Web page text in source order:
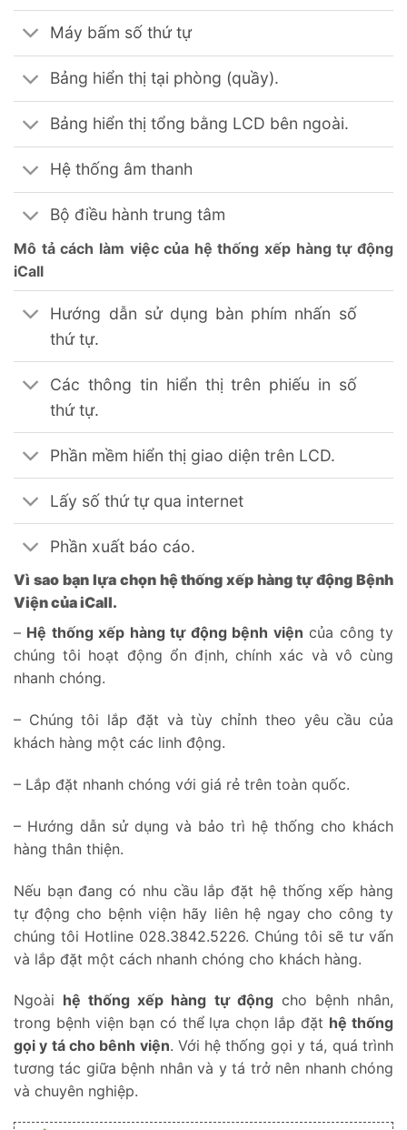
Máy bấm số thứ tự
Bảng hiển thị tại phòng (quầy).
Bảng hiển thị tổng bằng LCD bên ngoài.
Hệ thống âm thanh
Bộ điều hành trung tâm
Mô tả cách làm việc của hệ thống xếp hàng tự động
iCall
Hướng dẫn sử dụng bàn phím nhấn số
thứ tự.
Các thông tin hiển thị trên phiếu in số
thứ tự.
Phần mềm hiển thị giao diện trên LCD.
Lấy số thứ tự qua internet
Phần xuất báo cáo.
Vì sao bạn lựa chọn hệ thống xếp hàng tự động Bệnh
Viện của iCall.
– Hệ thống xếp hàng tự động bệnh viện của công ty
chúng tôi hoạt động ổn định, chính xác và vô cùng
nhanh chóng.
– Chúng tôi lắp đặt và tùy chỉnh theo yêu cầu của
khách hàng một các linh động.
– Lắp đặt nhanh chóng với giá rẻ trên toàn quốc.
– Hướng dẫn sử dụng và bảo trì hệ thống cho khách
hàng thân thiện.
Nếu bạn đang có nhu cầu lắp đặt hệ thống xếp hàng
tự động cho bệnh viện hãy liên hệ ngay cho công ty
chúng tôi Hotline 028.3842.5226. Chúng tôi sẽ tư vấn
và lắp đặt một cách nhanh chóng cho khách hàng.
Ngoài hệ thống xếp hàng tự độngcho bệnh nhân,
trong bệnh viện bạn có thể lựa chọn lắp đặt hệ thống
gọi y tá cho bênh viện. Với hệ thống gọi y tá, quá trình
tương tác giữa bệnh nhân và y tá trở nên nhanh chóng
và chuyên nghiệp.